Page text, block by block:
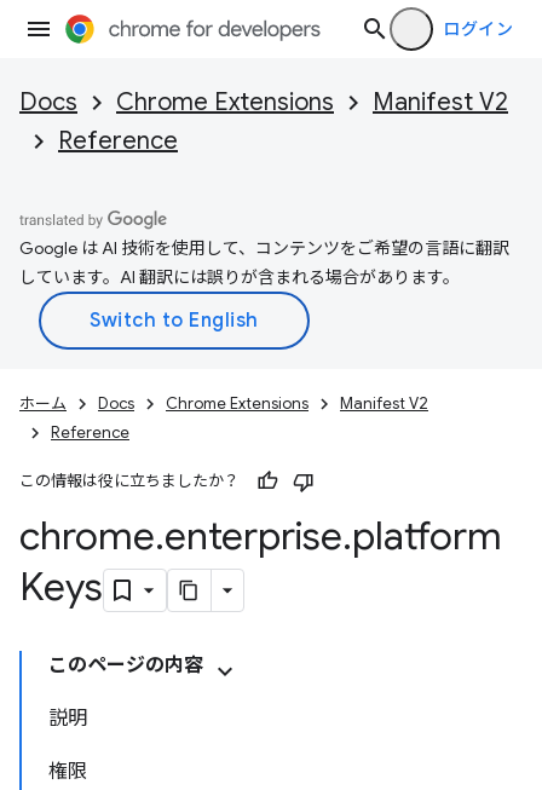
ログイン
Docs Chrome Extensions
Manifest V2
Reference
Google は AI 技術を使用して、コンテンツをご希望の言語に翻訳
しています。AI 翻訳には誤りが含まれる場合があります。
ホーム Docs Chrome Extensions
Manifest V2
Reference
この情報は役に立ちましたか？
chrome.enterprise.platform
Keys
このページの内容
説明
権限